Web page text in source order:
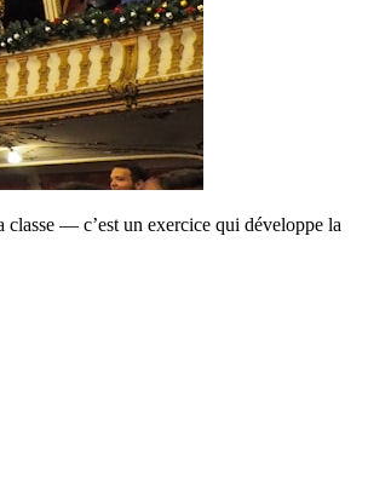
classe — c’est un exercice qui développe la